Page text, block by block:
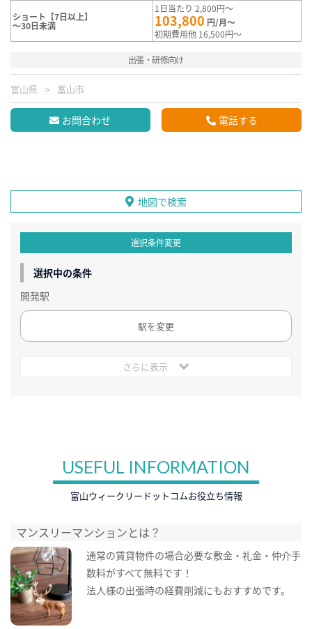
ショート【7日以上】
～30日未満
1日当たり 2,800円～
103,800 円/月～
初期費用他 16,500円～
出張・研修向け
富山県 富山市
お問合わせ 電話する
地図で検索
選択条件変更
選択中の条件
開発駅
駅を変更
さらに表示
USEFUL INFORMATION
富山ウィークリードットコムお役立ち情報
マンスリーマンションとは？
通常の賃貸物件の場合必要な敷金・礼金・仲介手
数料がすべて無料です！
法人様の出張時の経費削減にもおすすめです。